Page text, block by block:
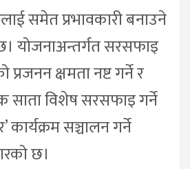
समेत प्रभावकारी बनाउने
योजनाअन्तर्गत सरसफाइ
क्षमता नष्ट गर्ने र
साता विशेष सरसफाइ गर्ने
कार्यक्रम सञ्चालन गर्ने
छ।